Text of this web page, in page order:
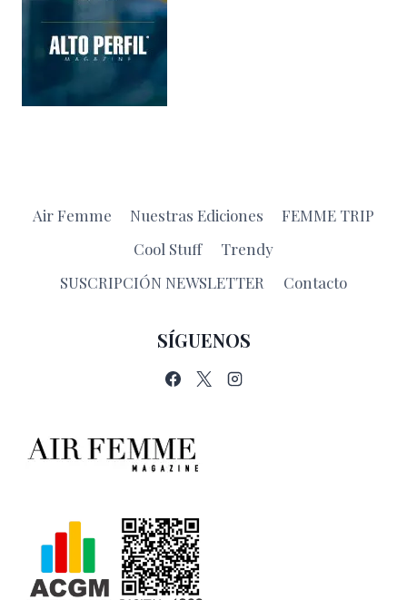
Air Femme Nuestras Ediciones
FEMME TRIP
Cool Stuff
Trendy
SUSCRIPCIÓN NEWSLETTER
Contacto
SÍGUENOS